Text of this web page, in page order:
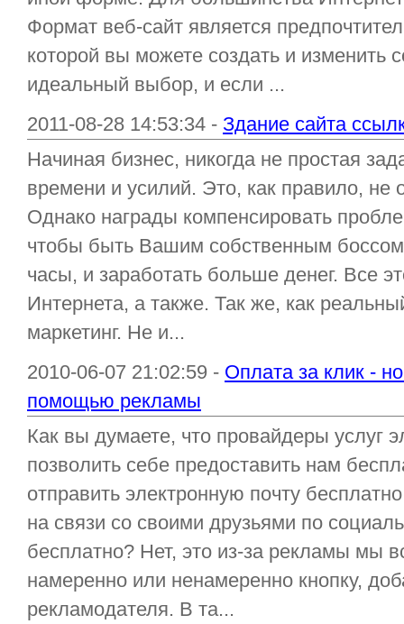
Формат веб-сайт является
которой вы можете создать и изменить
идеальный выбор, и если ...
2011-08-28 14:53:34 - Здание сайта
Начиная бизнес, никогда не простая
времени и усилий. Это, как правило, не
Однако награды компенсировать
чтобы быть Вашим собственным
часы, и заработать больше денег. Все
Интернета, а также. Так же, как
маркетинг. Не и...
2010-06-07 21:02:59 - Оплата за клик -
помощью рекламы
Как вы думаете, что провайдеры услуг
позволить себе предоставить нам
отправить электронную почту
на связи со своими друзьями по
бесплатно? Нет, это из-за рекламы мы
намеренно или ненамеренно кнопку,
рекламодателя. В та...